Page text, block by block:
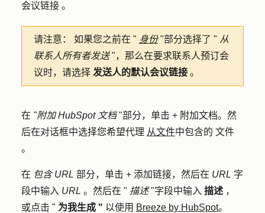
会议链接 。
请注意： 如果您之前在 " 身份"部分选择了 " 从
联系人所有者发送"，那么在要求联系人预订会
议时，请选择 发送人的默认会议链接 。
在 "附加 HubSpot 文档"部分，单击 + 附加文档。然
后在对话框中选择您希望代理 从文件中包含的 文件
。
在 包含 URL 部分，单击 + 添加链接，然后在 URL 字
段中输入 URL 。然后在 " 描述"字段中输入 描述 ，
或点击 " 为我生成 " 以使用 Breeze by HubSpot。